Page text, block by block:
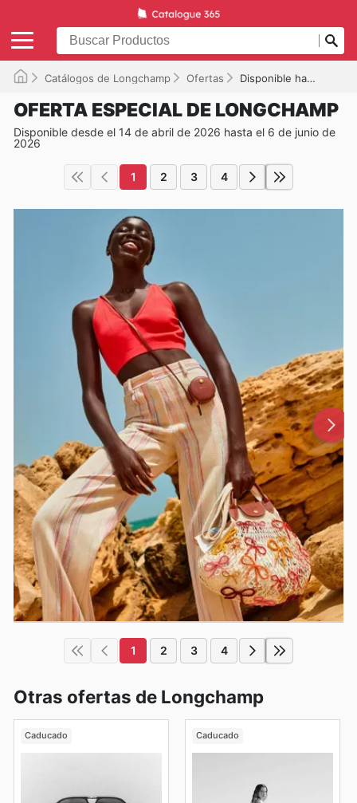
Catálogos de Longchamp Ofertas Disponible hasta el 06/06/2026
OFERTA ESPECIAL DE LONGCHAMP
Disponible desde el 14 de abril de 2026 hasta el 6 de junio de
2026
1 2 3 4
1 2 3 4
Otras ofertas de Longchamp
Caducado Caducado